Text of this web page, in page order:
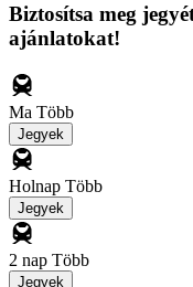
Biztosítsa meg
ajánlatokat!
Ma Több
Jegyek
Holnap Több
Jegyek
2 nap Több
Jegyek